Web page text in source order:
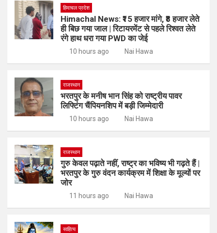
हिमाचल प्रदेश
Himachal News: ₹15 हजार मांगे, ₹8 हजार लेते
ही बिछ गया जाल | रिटायरमेंट से पहले रिश्वत लेते
रंगे हाथ धरा गया PWD का जेई
10 hours ago Nai Hawa
राजस्थान
भरतपुर के मनीष भान सिंह को राष्ट्रीय पावर
लिफ्टिंग चैंपियनशिप में बड़ी जिम्मेदारी
10 hours ago Nai Hawa
राजस्थान
गुरु केवल पढ़ाते नहीं, राष्ट्र का भविष्य भी गढ़ते हैं |
भरतपुर के गुरु वंदन कार्यक्रम में शिक्षा के मूल्यों पर
जोर
11 hours ago Nai Hawa
साहित्य